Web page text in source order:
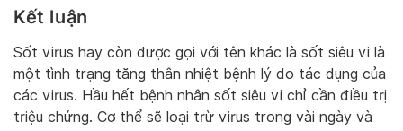
Kết luận
Sốt virus hay còn được gọi với tên khác là sốt siêu vi là
một tình trạng tăng thân nhiệt bệnh lý do tác dụng của
các virus. Hầu hết bệnh nhân sốt siêu vi chỉ cần điều trị
triệu chứng. Cơ thể sẽ loại trừ virus trong vài ngày và